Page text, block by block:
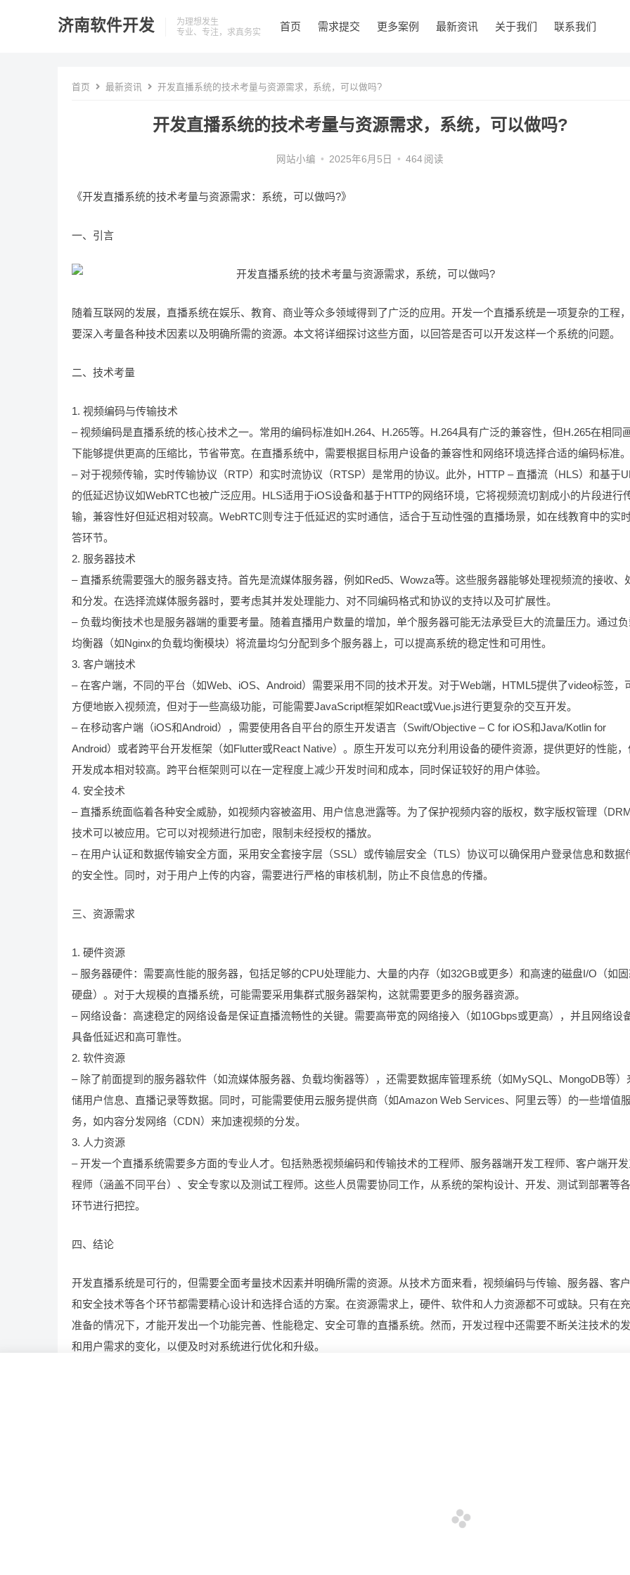
济南软件开发
为理想发生
专业、专注，求真务实
首页 需求提交 更多案例 最新资讯 关于我们 联系我们
首页 最新资讯 开发直播系统的技术考量与资源需求，系统，可以做吗?
开发直播系统的技术考量与资源需求，系统，可以做吗?
网站小编 • 2025年6月5日 • 464 阅读
《开发直播系统的技术考量与资源需求：系统，可以做吗?》
一、引言
随着互联网的发展，直播系统在娱乐、教育、商业等众多领域得到了广泛的应用。开发一个直播系统是一项复杂的工程
要深入考量各种技术因素以及明确所需的资源。本文将详细探讨这些方面，以回答是否可以开发这样一个系统的问题。
二、技术考量
1. 视频编码与传输技术
– 视频编码是直播系统的核心技术之一。常用的编码标准如H.264、H.265等。H.264具有广泛的兼容性，但H.265在相同
下能够提供更高的压缩比，节省带宽。在直播系统中，需要根据目标用户设备的兼容性和网络环境选择合适的编码标准。
– 对于视频传输，实时传输协议（RTP）和实时流协议（RTSP）是常用的协议。此外，HTTP – 直播流（HLS）和基于
的低延迟协议如WebRTC也被广泛应用。HLS适用于iOS设备和基于HTTP的网络环境，它将视频流切割成小的片段进行
输，兼容性好但延迟相对较高。WebRTC则专注于低延迟的实时通信，适合于互动性强的直播场景，如在线教育中的实
答环节。
2. 服务器技术
– 直播系统需要强大的服务器支持。首先是流媒体服务器，例如Red5、Wowza等。这些服务器能够处理视频流的接收、
和分发。在选择流媒体服务器时，要考虑其并发处理能力、对不同编码格式和协议的支持以及可扩展性。
– 负载均衡技术也是服务器端的重要考量。随着直播用户数量的增加，单个服务器可能无法承受巨大的流量压力。通过
均衡器（如Nginx的负载均衡模块）将流量均匀分配到多个服务器上，可以提高系统的稳定性和可用性。
3. 客户端技术
– 在客户端，不同的平台（如Web、iOS、Android）需要采用不同的技术开发。对于Web端，HTML5提供了video标签，
方便地嵌入视频流，但对于一些高级功能，可能需要JavaScript框架如React或Vue.js进行更复杂的交互开发。
– 在移动客户端（iOS和Android），需要使用各自平台的原生开发语言（Swift/Objective – C for iOS和Java/Kotlin for
Android）或者跨平台开发框架（如Flutter或React Native）。原生开发可以充分利用设备的硬件资源，提供更好的性能，
开发成本相对较高。跨平台框架则可以在一定程度上减少开发时间和成本，同时保证较好的用户体验。
4. 安全技术
– 直播系统面临着各种安全威胁，如视频内容被盗用、用户信息泄露等。为了保护视频内容的版权，数字版权管理（DRM
技术可以被应用。它可以对视频进行加密，限制未经授权的播放。
– 在用户认证和数据传输安全方面，采用安全套接字层（SSL）或传输层安全（TLS）协议可以确保用户登录信息和数据
的安全性。同时，对于用户上传的内容，需要进行严格的审核机制，防止不良信息的传播。
三、资源需求
1. 硬件资源
– 服务器硬件：需要高性能的服务器，包括足够的CPU处理能力、大量的内存（如32GB或更多）和高速的磁盘I/O（如
硬盘）。对于大规模的直播系统，可能需要采用集群式服务器架构，这就需要更多的服务器资源。
– 网络设备：高速稳定的网络设备是保证直播流畅性的关键。需要高带宽的网络接入（如10Gbps或更高），并且网络设
具备低延迟和高可靠性。
2. 软件资源
– 除了前面提到的服务器软件（如流媒体服务器、负载均衡器等），还需要数据库管理系统（如MySQL、MongoDB等）
储用户信息、直播记录等数据。同时，可能需要使用云服务提供商（如Amazon Web Services、阿里云等）的一些增值服
务，如内容分发网络（CDN）来加速视频的分发。
3. 人力资源
– 开发一个直播系统需要多方面的专业人才。包括熟悉视频编码和传输技术的工程师、服务器端开发工程师、客户端开发
程师（涵盖不同平台）、安全专家以及测试工程师。这些人员需要协同工作，从系统的架构设计、开发、测试到部署等
环节进行把控。
四、结论
开发直播系统是可行的，但需要全面考量技术因素并明确所需的资源。从技术方面来看，视频编码与传输、服务器、客
和安全技术等各个环节都需要精心设计和选择合适的方案。在资源需求上，硬件、软件和人力资源都不可或缺。只有在
准备的情况下，才能开发出一个功能完善、性能稳定、安全可靠的直播系统。然而，开发过程中还需要不断关注技术的
和用户需求的变化，以便及时对系统进行优化和升级。
开发智慧工地系统，市场潜力几何与成本几何？有哪些